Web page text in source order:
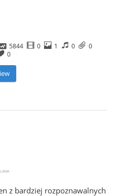
5844 0 1 0
0
0
z bardziej rozpoznawalnych